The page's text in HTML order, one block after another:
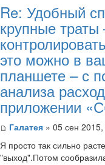
Re: Удобный
крупные траты
это можно в
планшете – с
анализа
приложении
Галатея » 05 сен
Я просто так сильно
"выход".Потом